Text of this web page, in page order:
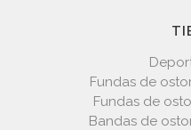
Fundas de
Fundas de
Bandas de